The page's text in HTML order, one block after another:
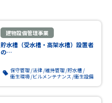
建物設備管理事業
貯水槽（受水槽・高架水槽）設置者
の…
保守管理 法律 維持管理 貯水槽
衛生環境 ビルメンテナンス 衛生設備